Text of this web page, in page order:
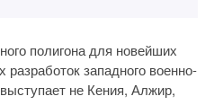
полигона для новейших
разработок западного военно-
не Кения, Алжир,